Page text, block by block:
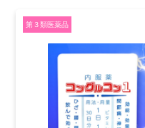
第３類医薬品